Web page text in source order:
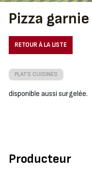
Pizza garnie
RETOUR À LA LISTE
PLATS CUISINÉS
disponible aussi surgelée.
Producteur